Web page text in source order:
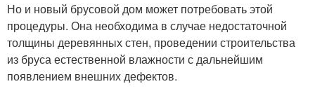
Но и новый брусовой дом может потребовать этой
процедуры. Она необходима в случае недостаточной
толщины деревянных стен, проведении строительства
из бруса естественной влажности с дальнейшим
появлением внешних дефектов.